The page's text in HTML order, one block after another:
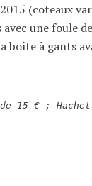
(coteaux
une foule
boîte à gants
15 € ;